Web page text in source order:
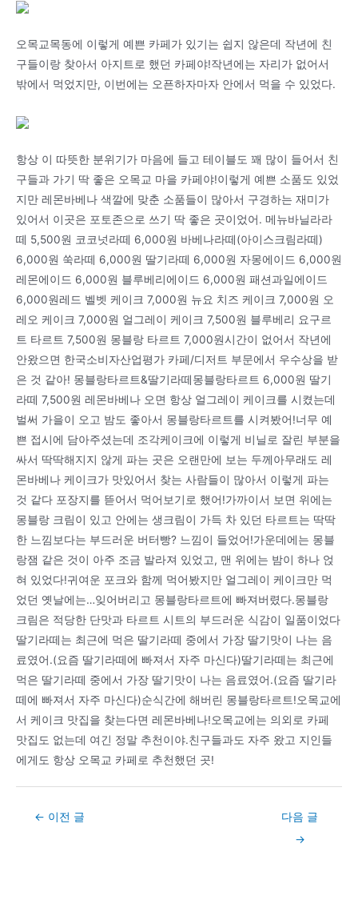
오목교목동에 이렇게 예쁜 카페가 있기는 쉽지 않은데 작년에 친
구들이랑 찾아서 아지트로 했던 카페야!작년에는 자리가 없어서
밖에서 먹었지만, 이번에는 오픈하자마자 안에서 먹을 수 있었다.
항상 이 따뜻한 분위기가 마음에 들고 테이블도 꽤 많이 들어서 친
구들과 가기 딱 좋은 오목교 마을 카페야!이렇게 예쁜 소품도 있었
지만 레몬바베나 색깔에 맞춘 소품들이 많아서 구경하는 재미가
있어서 이곳은 포토존으로 쓰기 딱 좋은 곳이었어. 메뉴바닐라라
떼 5,500원 코코넛라떼 6,000원 바베나라떼(아이스크림라떼)
6,000원 쑥라떼 6,000원 딸기라떼 6,000원 자몽에이드 6,000원
레몬에이드 6,000원 블루베리에이드 6,000원 패션과일에이드
6,000원레드 벨벳 케이크 7,000원 뉴요 치즈 케이크 7,000원 오
레오 케이크 7,000원 얼그레이 케이크 7,500원 블루베리 요구르
트 타르트 7,500원 몽블랑 타르트 7,000원시간이 없어서 작년에
안왔으면 한국소비자산업평가 카페/디저트 부문에서 우수상을 받
은 것 같아! 몽블랑타르트&딸기라떼몽블랑타르트 6,000원 딸기
라떼 7,500원 레몬바베나 오면 항상 얼그레이 케이크를 시켰는데
벌써 가을이 오고 밤도 좋아서 몽블랑타르트를 시켜봤어!너무 예
쁜 접시에 담아주셨는데 조각케이크에 이렇게 비닐로 잘린 부분을
싸서 딱딱해지지 않게 파는 곳은 오랜만에 보는 두께아무래도 레
몬바베나 케이크가 맛있어서 찾는 사람들이 많아서 이렇게 파는
것 같다 포장지를 뜯어서 먹어보기로 했어!가까이서 보면 위에는
몽블랑 크림이 있고 안에는 생크림이 가득 차 있던 타르트는 딱딱
한 느낌보다는 부드러운 버터빵? 느낌이 들었어!가운데에는 몽블
랑잼 같은 것이 아주 조금 발라져 있었고, 맨 위에는 밤이 하나 얹
혀 있었다!귀여운 포크와 함께 먹어봤지만 얼그레이 케이크만 먹
었던 옛날에는…잊어버리고 몽블랑타르트에 빠져버렸다.몽블랑
크림은 적당한 단맛과 타르트 시트의 부드러운 식감이 일품이었다
딸기라떼는 최근에 먹은 딸기라떼 중에서 가장 딸기맛이 나는 음
료였어.(요즘 딸기라떼에 빠져서 자주 마신다)딸기라떼는 최근에
먹은 딸기라떼 중에서 가장 딸기맛이 나는 음료였어.(요즘 딸기라
떼에 빠져서 자주 마신다)순식간에 해버린 몽블랑타르트!오목교에
서 케이크 맛집을 찾는다면 레몬바베나!오목교에는 의외로 카페
맛집도 없는데 여긴 정말 추천이야.친구들과도 자주 왔고 지인들
에게도 항상 오목교 카페로 추천했던 곳!
Post← 이전 글
다음 글
→